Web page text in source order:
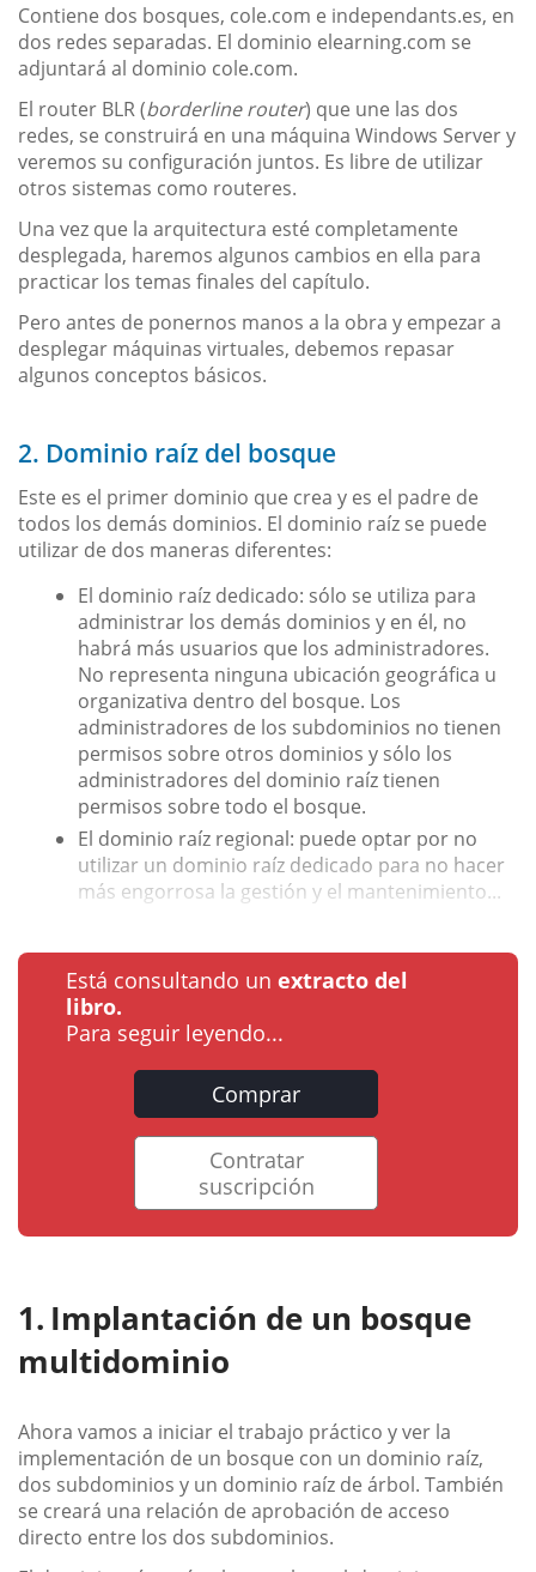
Contiene dos bosques, cole.com e independants.es, en
dos redes separadas. El dominio elearning.com se
adjuntará al dominio cole.com.
El router BLR (borderline router) que une las dos
redes, se construirá en una máquina Windows Server y
veremos su configuración juntos. Es libre de utilizar
otros sistemas como routeres.
Una vez que la arquitectura esté completamente
desplegada, haremos algunos cambios en ella para
practicar los temas finales del capítulo.
Pero antes de ponernos manos a la obra y empezar a
desplegar máquinas virtuales, debemos repasar
algunos conceptos básicos.
2. Dominio raíz del bosque
Este es el primer dominio que crea y es el padre de
todos los demás dominios. El dominio raíz se puede
utilizar de dos maneras diferentes:
El dominio raíz dedicado: sólo se utiliza para
administrar los demás dominios y en él, no
habrá más usuarios que los administradores.
No representa ninguna ubicación geográfica u
organizativa dentro del bosque. Los
administradores de los subdominios no tienen
permisos sobre otros dominios y sólo los
administradores del dominio raíz tienen
permisos sobre todo el bosque.
El dominio raíz regional: puede optar por no
utilizar un dominio raíz dedicado para no hacer
más engorrosa la gestión y el mantenimiento...
Está consultando un extracto del
libro.
Para seguir leyendo...
Comprar
Contratar
suscripción
Implantación de un bosque
multidominio
Ahora vamos a iniciar el trabajo práctico y ver la
implementación de un bosque con un dominio raíz,
dos subdominios y un dominio raíz de árbol. También
se creará una relación de aprobación de acceso
directo entre los dos subdominios.